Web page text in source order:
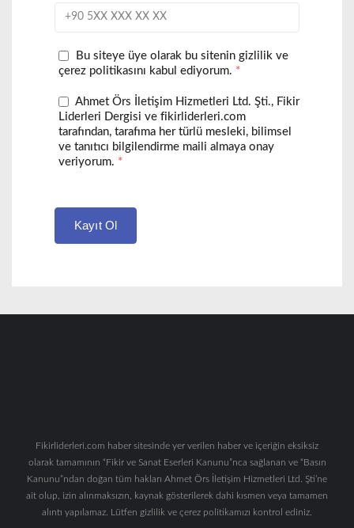
Bu siteye üye olarak bu sitenin gizlilik ve
çerez politikasını kabul ediyorum. *
Ahmet Örs İletişim Hizmetleri Ltd. Şti., Fikir
Liderleri Dergisi ve fikirliderleri.com
tarafından, tarafıma her türlü mesleki, bilimsel
ve tanıtıcı bilgilendirme maili almaya onay
veriyorum. *
Kayıt Ol
Fikirliderleri.com haber sitesinde yer verilen haber ve içeriğin eksiksiz
olarak tamamının “Fikir ve Sanat Eserleri Kanunu”nca sağlanan ve “Basın
Kanunu”ndan doğan tüm hakları Ahmet Örs İletişim Hizmetleri Ltd. Şti’ne
ait olup, izin alınmaksızın, kaynak gösterilerek dahi kısmen veya tamamen
alıntı yapılamaz. Lütfen gizlilik ve çerez politikamızı kontrol ediniz.